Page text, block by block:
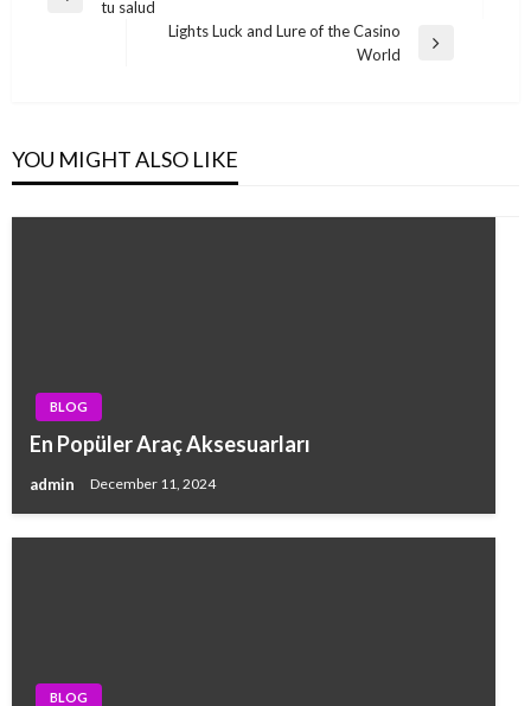
navigation
Previoustu salud
Lights Luck and Lure of the Casino
World
YOU MIGHT ALSO LIKE
BLOG
En Popüler Araç Aksesuarları
admin December 11, 2024
BLOG